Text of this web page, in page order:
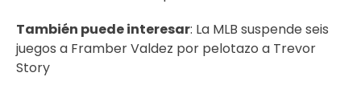
También puede interesar: La MLB suspende seis
juegos a Framber Valdez por pelotazo a Trevor
Story